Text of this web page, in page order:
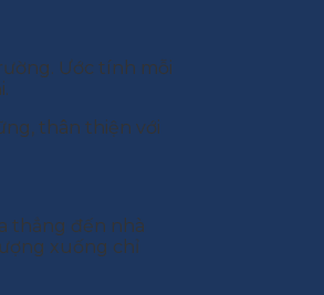
Ước tính mỗi
thân thiện với
thẳng đến nhà
xuống chỉ